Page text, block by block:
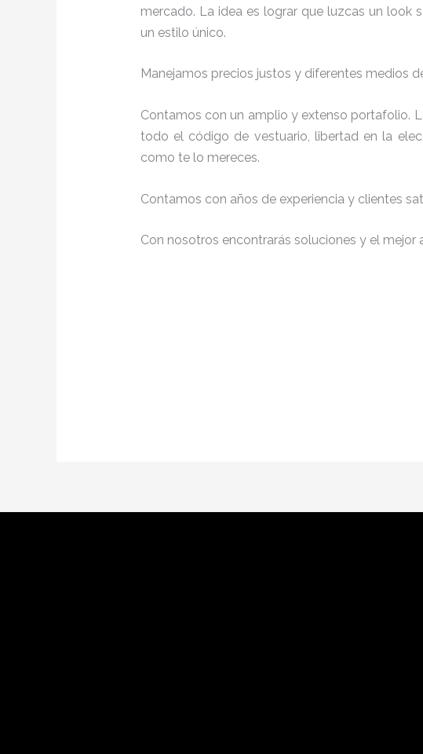
mercado. La idea es lograr que luzcas un look
un estilo único.
Manejamos precios justos y diferentes medios
Contamos con un amplio y extenso portafolio.
todo el código de vestuario, libertad en la
como te lo mereces.
Contamos con años de experiencia y clientes
Con nosotros encontrarás soluciones y el